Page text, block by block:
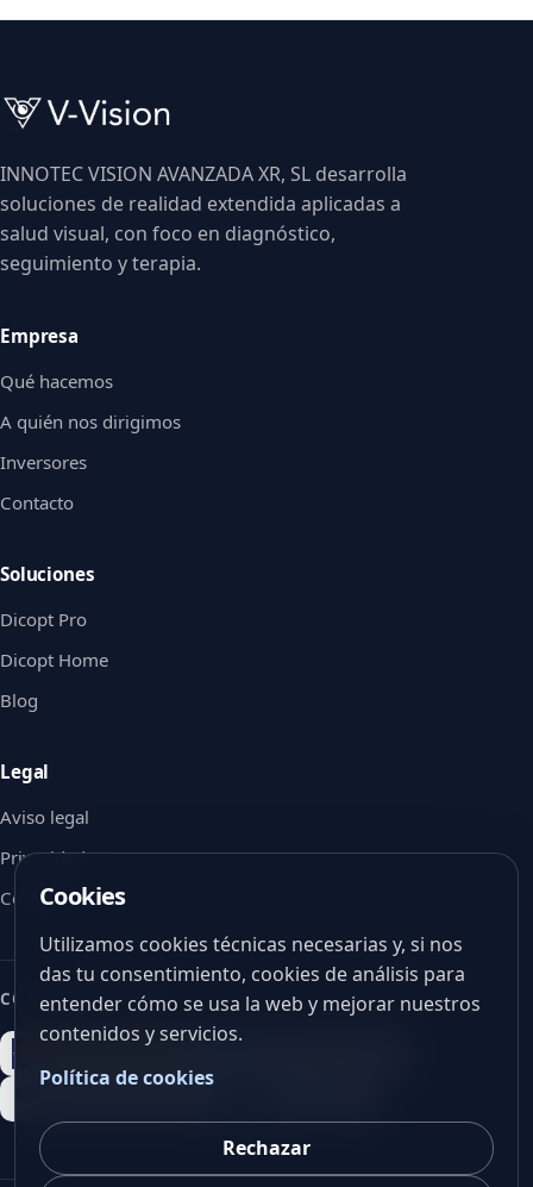
INNOTEC VISION AVANZADA XR, SL desarrolla
soluciones de realidad extendida aplicadas a
salud visual, con foco en diagnóstico,
seguimiento y terapia.
Empresa
Qué hacemos
A quién nos dirigimos
Inversores
Contacto
Soluciones
Dicopt Pro
Dicopt Home
Blog
Legal
Aviso legal
Privacidad
Cookies
CON EL APOYO DE
Cookies
Utilizamos cookies técnicas necesarias y, si nos
das tu consentimiento, cookies de análisis para
entender cómo se usa la web y mejorar nuestros
contenidos y servicios.
Política de cookies
Rechazar